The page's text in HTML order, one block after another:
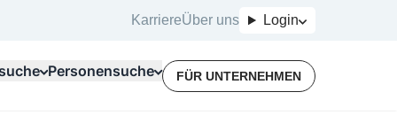
KarriereÜber uns Login
Personensuche FÜR UNTERNEHMEN